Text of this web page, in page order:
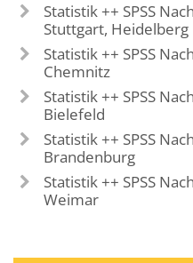
Statistik ++ SPSS
Stuttgart, Heidelberg
Statistik ++ SPSS
Chemnitz
Statistik ++ SPSS
Bielefeld
Statistik ++ SPSS
Brandenburg
Statistik ++ SPSS
Weimar